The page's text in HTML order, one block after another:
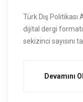
Türk Dış
dijital dergi
sekizinci sayısını
Devamını